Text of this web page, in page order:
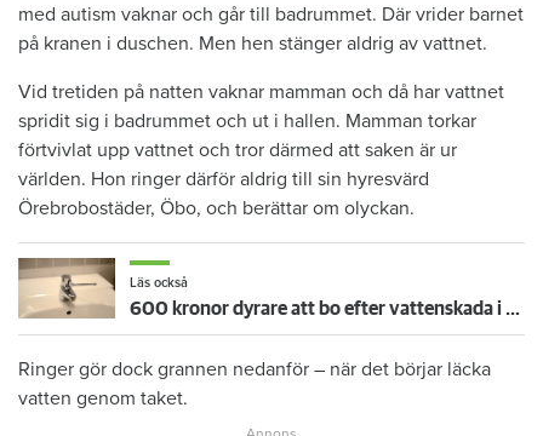
med autism vaknar och går till badrummet. Där vrider barnet
på kranen i duschen. Men hen stänger aldrig av vattnet.
Vid tretiden på natten vaknar mamman och då har vattnet
spridit sig i badrummet och ut i hallen. Mamman torkar
förtvivlat upp vattnet och tror därmed att saken är ur
världen. Hon ringer därför aldrig till sin hyresvärd
Örebrobostäder, Öbo, och berättar om olyckan.
Läs också
600 kronor dyrare att bo efter vattenskada i Varberg
Ringer gör dock grannen nedanför – när det börjar läcka
vatten genom taket.